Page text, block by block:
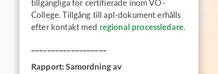
tillgängliga för certifierade inom VO-
College. Tillgång till apl-dokument erhålls
efter kontakt med regional processledare.
Rapport: Samordning av